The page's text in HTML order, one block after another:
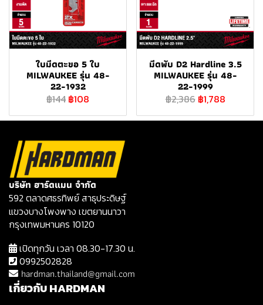
ใบมีดตะขอ 5 ใบ
MILWAUKEE รุ่น 48-
22-1932
฿144 ฿108
มีดพับ D2 Hardline 3.5
MILWAUKEE รุ่น 48-
22-1999
฿2,386 ฿1,788
บริษัท ฮาร์ดแมน จำกัด
592 ตลาดศธรทิพย์ สาธุประดิษฐ์
แขวงบางโพงพาง เขตยานนาวา
กรุงเทพมหานคร 10120
เปิดทุกวัน เวลา 08.30-17.30 น.
0992502828
hardman.thailand@gmail.com
เกี่ยวกับ HARDMAN